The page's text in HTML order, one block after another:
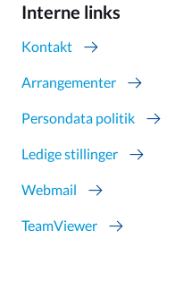
Interne links
Kontakt
Arrangementer
Persondata politik
Ledige stillinger
Webmail
TeamViewer